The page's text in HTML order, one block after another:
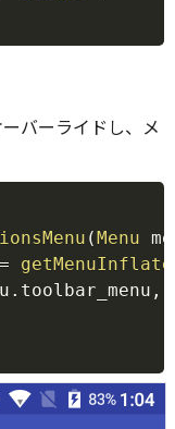
バーライドし、メ
(Menu
=
. toolbar_menu ,